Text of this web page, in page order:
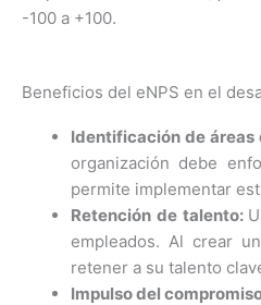
-100 a +100.
Beneficios del eNPS en el
Identificación de áreas
organización debe
permite implementar
Retención de talento:
empleados. Al crear
retener a su talento
Impulso del